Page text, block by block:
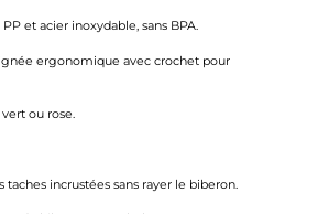
et acier inoxydable, sans BPA.
ergonomique avec crochet pour
ou rose.
incrustées sans rayer le biberon.